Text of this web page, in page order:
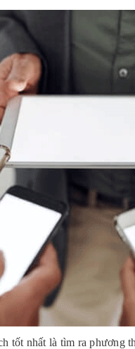
tốt nhất là tìm ra phương